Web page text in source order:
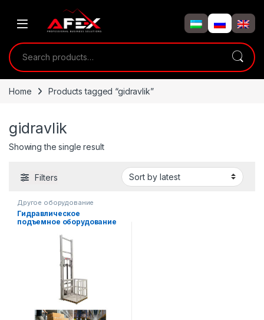
Search for:
Home Products tagged “gidravlik”
gidravlik
Showing the single result
Filters
Другое оборудование
Гидравлическое
подъемное оборудование